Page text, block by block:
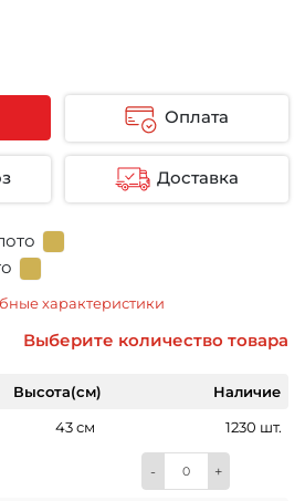
Оплата
Доставка
характеристики
Выберите количество товара
Высота(см)
Наличие
43 см 1230 шт.
- +